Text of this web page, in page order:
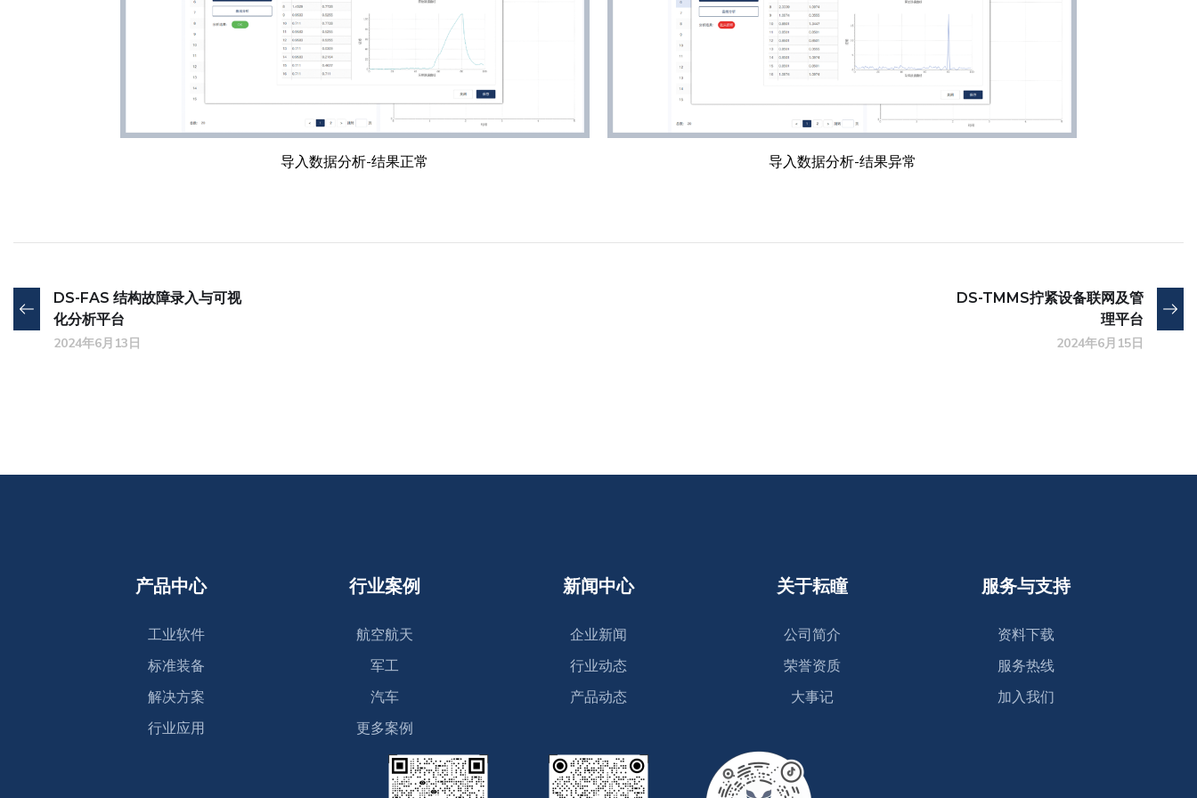
导入数据分析-结果正常 导入数据分析-结果异常
DS-FAS 结构故障录入与可视
化分析平台
2024年6月13日
DS-TMMS拧紧设备联网及管
理平台
2024年6月15日
产品中心
工业软件
标准装备
解决方案
行业应用
行业案例
航空航天
军工
汽车
更多案例
新闻中心
企业新闻
行业动态
产品动态
关于耘瞳
公司简介
荣誉资质
大事记
服务与支持
资料下载
服务热线
加入我们